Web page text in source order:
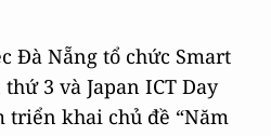
Đà Nẵng tổ chức Smart
3 và Japan ICT Day
triển khai chủ đề “Năm